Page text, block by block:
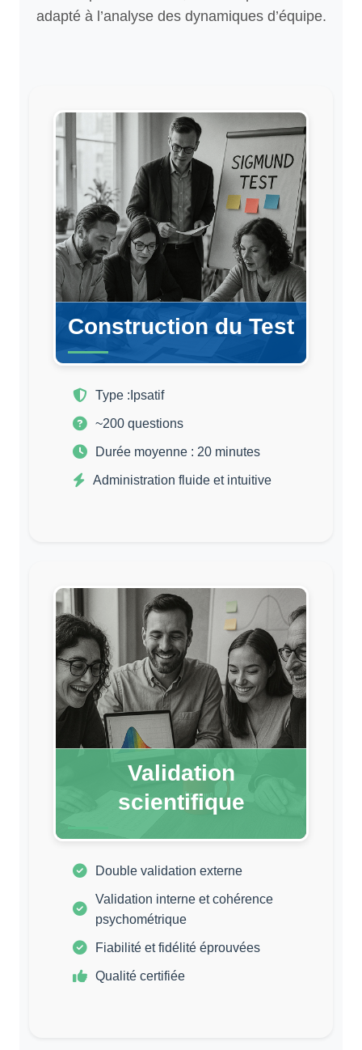
adapté à l’analyse des dynamiques d’équipe.
Construction du Test
Type : Ipsatif
~200 questions
Durée moyenne : 20 minutes
Administration fluide et intuitive
Validation
scientifique
Double validation externe
Validation interne et cohérence
psychométrique
Fiabilité et fidélité éprouvées
Qualité certifiée